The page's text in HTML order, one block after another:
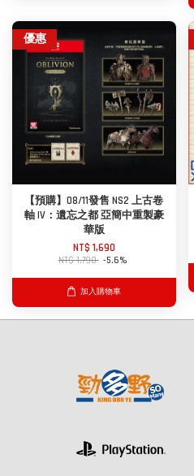
優惠
【預購】08/11發售 NS2 上古卷
軸 IV：遺忘之都 亞簡中重製豪
華版
NT$ 1,690
NT$ 1,790 -5.6%
加入購物車